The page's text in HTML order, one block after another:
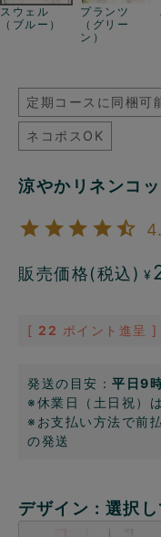
スウェル
（ブルー）
プランツ
（グリー
ン）
定期コースに同梱可
ネコポスOK
涼やかリネンコ
販売価格(税込) ¥
[ 22 ポイント進呈 ]
発送の目安： 平日9
※休業日（土日祝）
※お支払い方法で前
の発送
デザイン 選択